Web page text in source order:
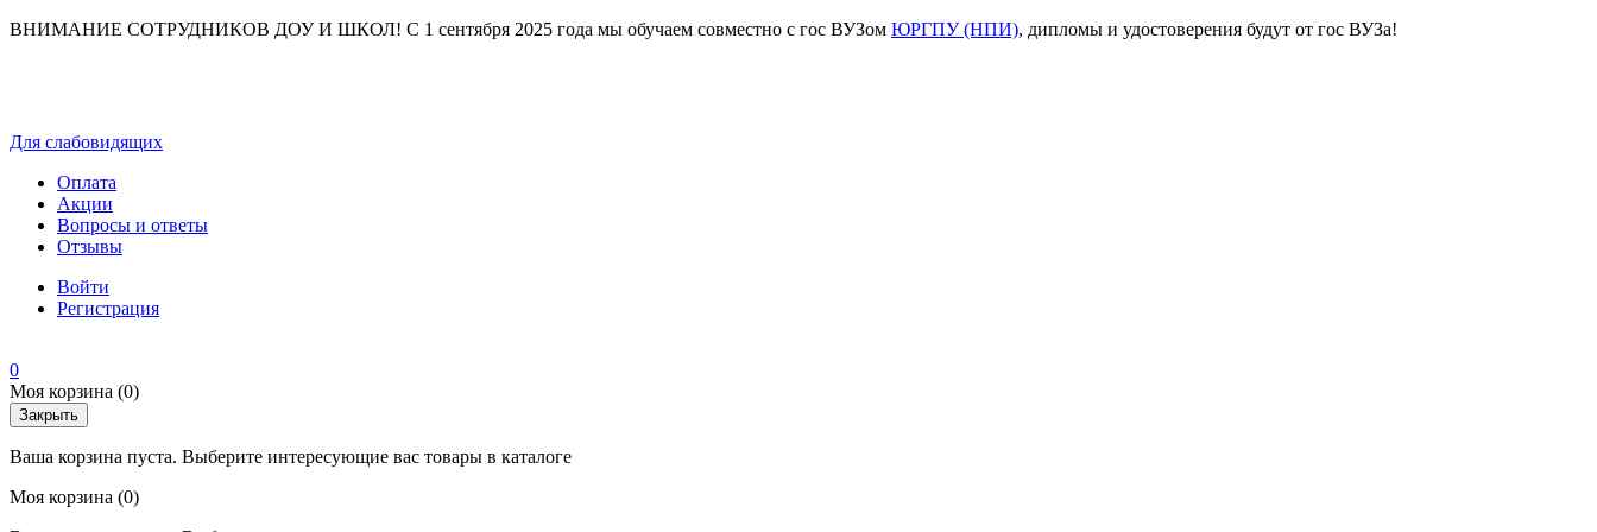
ВНИМАНИЕ СОТРУДНИКОВ ДОУ И ШКОЛ! С 1 сентября 2025 года мы обучаем совместно с гос ВУЗом ЮРГПУ (НПИ), дипломы и удостоверения будут от гос ВУЗа!
Для слабовидящих
Оплата
Акции
Вопросы и ответы
Отзывы
Войти
Регистрация
0
Моя корзина (0)
Закрыть
Ваша корзина пуста. Выберите интересующие вас товары в каталоге
Моя корзина (0)